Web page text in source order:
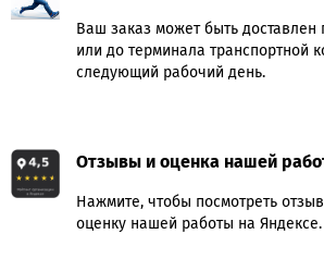
Ваш заказ может быть доставлен
или до терминала транспортной
следующий рабочий день.
Отзывы и оценка нашей
Нажмите, чтобы посмотреть
оценку нашей работы на Яндексе.